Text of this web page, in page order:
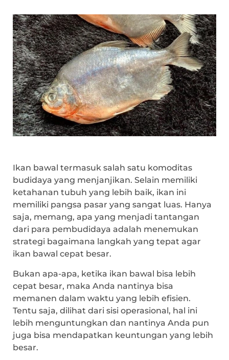
Ikan bawal termasuk salah satu komoditas
budidaya yang menjanjikan. Selain memiliki
ketahanan tubuh yang lebih baik, ikan ini
memiliki pangsa pasar yang sangat luas. Hanya
saja, memang, apa yang menjadi tantangan
dari para pembudidaya adalah menemukan
strategi bagaimana langkah yang tepat agar
ikan bawal cepat besar.
Bukan apa-apa, ketika ikan bawal bisa lebih
cepat besar, maka Anda nantinya bisa
memanen dalam waktu yang lebih efisien.
Tentu saja, dilihat dari sisi operasional, hal ini
lebih menguntungkan dan nantinya Anda pun
juga bisa mendapatkan keuntungan yang lebih
besar.